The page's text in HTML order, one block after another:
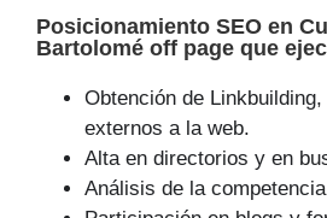
Posicionamiento SEO en
Bartolomé off page que
Obtención de
externos a la web.
Alta en directorios y en
Análisis de la